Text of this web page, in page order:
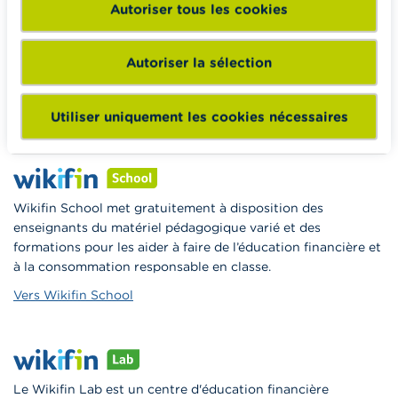
Autoriser tous les cookies
Autoriser la sélection
Utiliser uniquement les cookies nécessaires
Wikifin.be veut vous aider dans vos décisions financières. Il
met gratuitement à votre disposition une information
indépendante, fiable et pratique. Il est sans aucun lien avec
les acteurs financiers privés.
En savoir plus sur Wikifin
Wikifin School met gratuitement à disposition des
enseignants du matériel pédagogique varié et des
formations pour les aider à faire de l’éducation financière et
à la consommation responsable en classe.
Vers Wikifin School
Le Wikifin Lab est un centre d'éducation financière